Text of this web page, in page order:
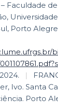
Faculdade
Porto
|
Ivo. Santa
Porto